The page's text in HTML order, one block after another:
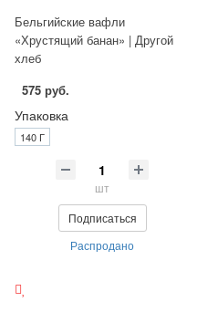
Бельгийские вафли
«Хрустящий банан» | Другой
хлеб
575 руб.
Упаковка
140 Г
шт
Подписаться
Распродано